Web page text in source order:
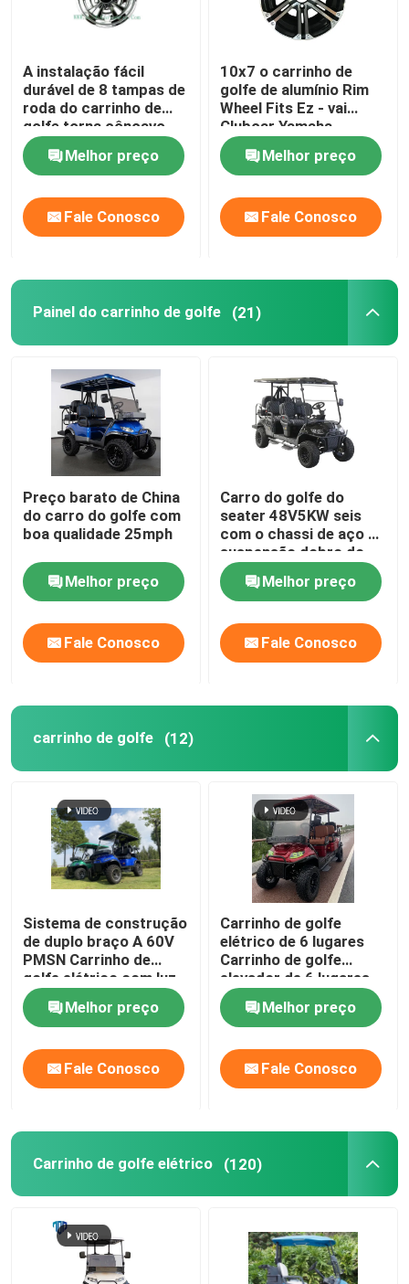
Produtos
Sobre nós
Excursão da fábrica
Controle da qualidade
Contato E.U.
Notícia
Tampas de roda do carrinho de golfe
Painel do carrinho de golfe
carrinho de golfe
Carrinho de golfe elétrico
Jogo claro conduzido carrinho de golfe
Pneus da rua do carrinho de golfe
Carrinho de golfe Flip Seat
A instalação fácil
durável de 8 tampas de
roda do carrinho de
golfe torna côncavo
profundamente o preto
brilhanteMelhor preço
Fale Conosco
10x7 o carrinho de
golfe de alumínio Rim
Wheel Fits Ez - vai
Clubcar Yamaha
Tomberlin Harley
Melhor preço
Fale Conosco
Painel do carrinho de golfe (21)
Preço barato de China
do carro do golfe com
boa qualidade 25mph
Melhor preço
Fale Conosco
Carro do golfe do
seater 48V5KW seis
com o chassi de aço da
suspensão dobro do
braço de A feito em
China Melhor preço
Fale Conosco
carrinho de golfe (12)
Sistema de construção
de duplo braço A 60V
PMSN Carrinho de
golfe elétrico com luz
RGB
Melhor preço
Fale Conosco
Carrinho de golfe
elétrico de 6 lugares
Carrinho de golfe
elevador de 6 lugares
Carrinho de golfe
elétrico de 6 lugares
Melhor preço
Fale Conosco
Carrinho de golfe elétrico (120)